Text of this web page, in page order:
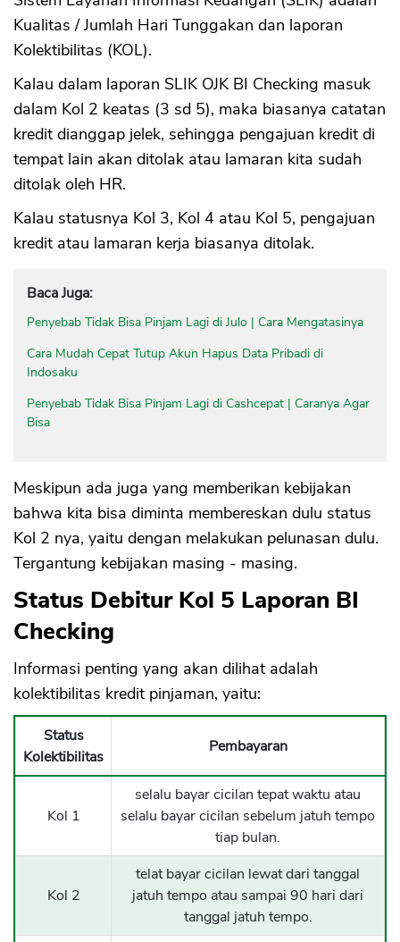
Kualitas / Jumlah Hari Tunggakan dan laporan
Kolektibilitas (KOL).
Kalau dalam laporan SLIK OJK BI Checking masuk
dalam Kol 2 keatas (3 sd 5), maka biasanya catatan
kredit dianggap jelek, sehingga pengajuan kredit di
tempat lain akan ditolak atau lamaran kita sudah
ditolak oleh HR.
Kalau statusnya Kol 3, Kol 4 atau Kol 5, pengajuan
kredit atau lamaran kerja biasanya ditolak.
Baca Juga:
Penyebab Tidak Bisa Pinjam Lagi di Julo | Cara Mengatasinya
Cara Mudah Cepat Tutup Akun Hapus Data Pribadi di
Indosaku
Penyebab Tidak Bisa Pinjam Lagi di Cashcepat | Caranya Agar
Bisa
Meskipun ada juga yang memberikan kebijakan
bahwa kita bisa diminta membereskan dulu status
Kol 2 nya, yaitu dengan melakukan pelunasan dulu.
Tergantung kebijakan masing - masing.
Status Debitur Kol 5 Laporan BI
Checking
Informasi penting yang akan dilihat adalah
kolektibilitas kredit pinjaman, yaitu:
Status
Kolektibilitas
Pembayaran
Kol 1
selalu bayar cicilan tepat waktu atau
selalu bayar cicilan sebelum jatuh tempo
tiap bulan.
Kol 2
telat bayar cicilan lewat dari tanggal
jatuh tempo atau sampai 90 hari dari
tanggal jatuh tempo.